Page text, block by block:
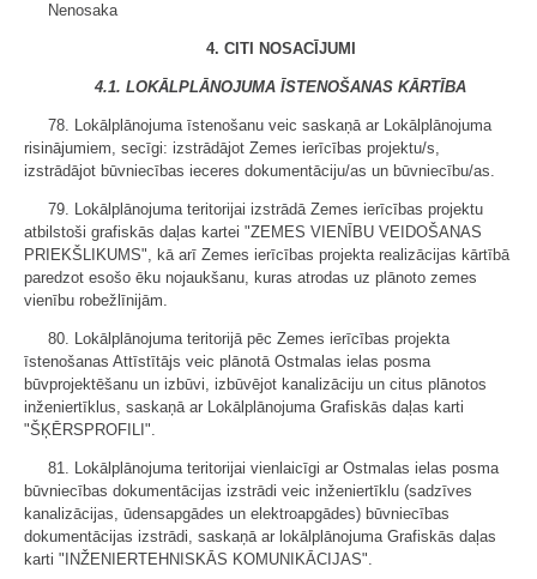
Nenosaka
4. CITI NOSACĪJUMI
4.1. LOKĀLPLĀNOJUMA ĪSTENOŠANAS KĀRTĪBA
78. Lokālplānojuma īstenošanu veic saskaņā ar Lokālplānojuma
risinājumiem, secīgi: izstrādājot Zemes ierīcības projektu/s,
izstrādājot būvniecības ieceres dokumentāciju/as un būvniecību/as.
79. Lokālplānojuma teritorijai izstrādā Zemes ierīcības projektu
atbilstoši grafiskās daļas kartei "ZEMES VIENĪBU VEIDOŠANAS
PRIEKŠLIKUMS", kā arī Zemes ierīcības projekta realizācijas kārtībā
paredzot esošo ēku nojaukšanu, kuras atrodas uz plānoto zemes
vienību robežlīnijām.
80. Lokālplānojuma teritorijā pēc Zemes ierīcības projekta
īstenošanas Attīstītājs veic plānotā Ostmalas ielas posma
būvprojektēšanu un izbūvi, izbūvējot kanalizāciju un citus plānotos
inženiertīklus, saskaņā ar Lokālplānojuma Grafiskās daļas karti
"ŠĶĒRSPROFILI".
81. Lokālplānojuma teritorijai vienlaicīgi ar Ostmalas ielas posma
būvniecības dokumentācijas izstrādi veic inženiertīklu (sadzīves
kanalizācijas, ūdensapgādes un elektroapgādes) būvniecības
dokumentācijas izstrādi, saskaņā ar lokālplānojuma Grafiskās daļas
karti "INŽENIERTEHNISKĀS KOMUNIKĀCIJAS".